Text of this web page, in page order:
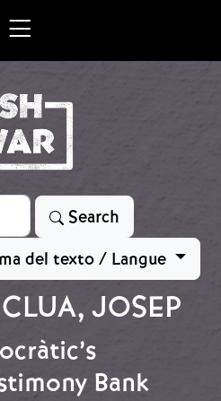
Search
del texto / Langue
JOSEP
Bank